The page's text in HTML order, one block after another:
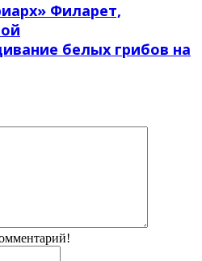
Филарет,
белых грибов на